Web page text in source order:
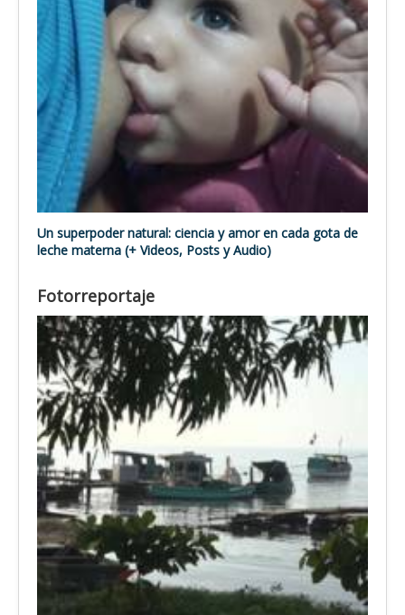
Un superpoder natural: ciencia y amor en cada gota de
leche materna (+ Videos, Posts y Audio)
Fotorreportaje